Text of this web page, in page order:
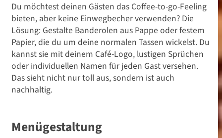
Du möchtest deinen Gästen das Coffee-to-go-Feeling
bieten, aber keine Einwegbecher verwenden? Die
Lösung: Gestalte Banderolen aus Pappe oder festem
Papier, die du um deine normalen Tassen wickelst. Du
kannst sie mit deinem Café-Logo, lustigen Sprüchen
oder individuellen Namen für jeden Gast versehen.
Das sieht nicht nur toll aus, sondern ist auch
nachhaltig.
Menügestaltung